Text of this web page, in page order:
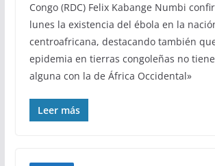
Congo (RDC) Felix Kabange Numbi
lunes la existencia del ébola en la
centroafricana, destacando también
epidemia en tierras congoleñas no
alguna con la de África Occidental»
Leer más